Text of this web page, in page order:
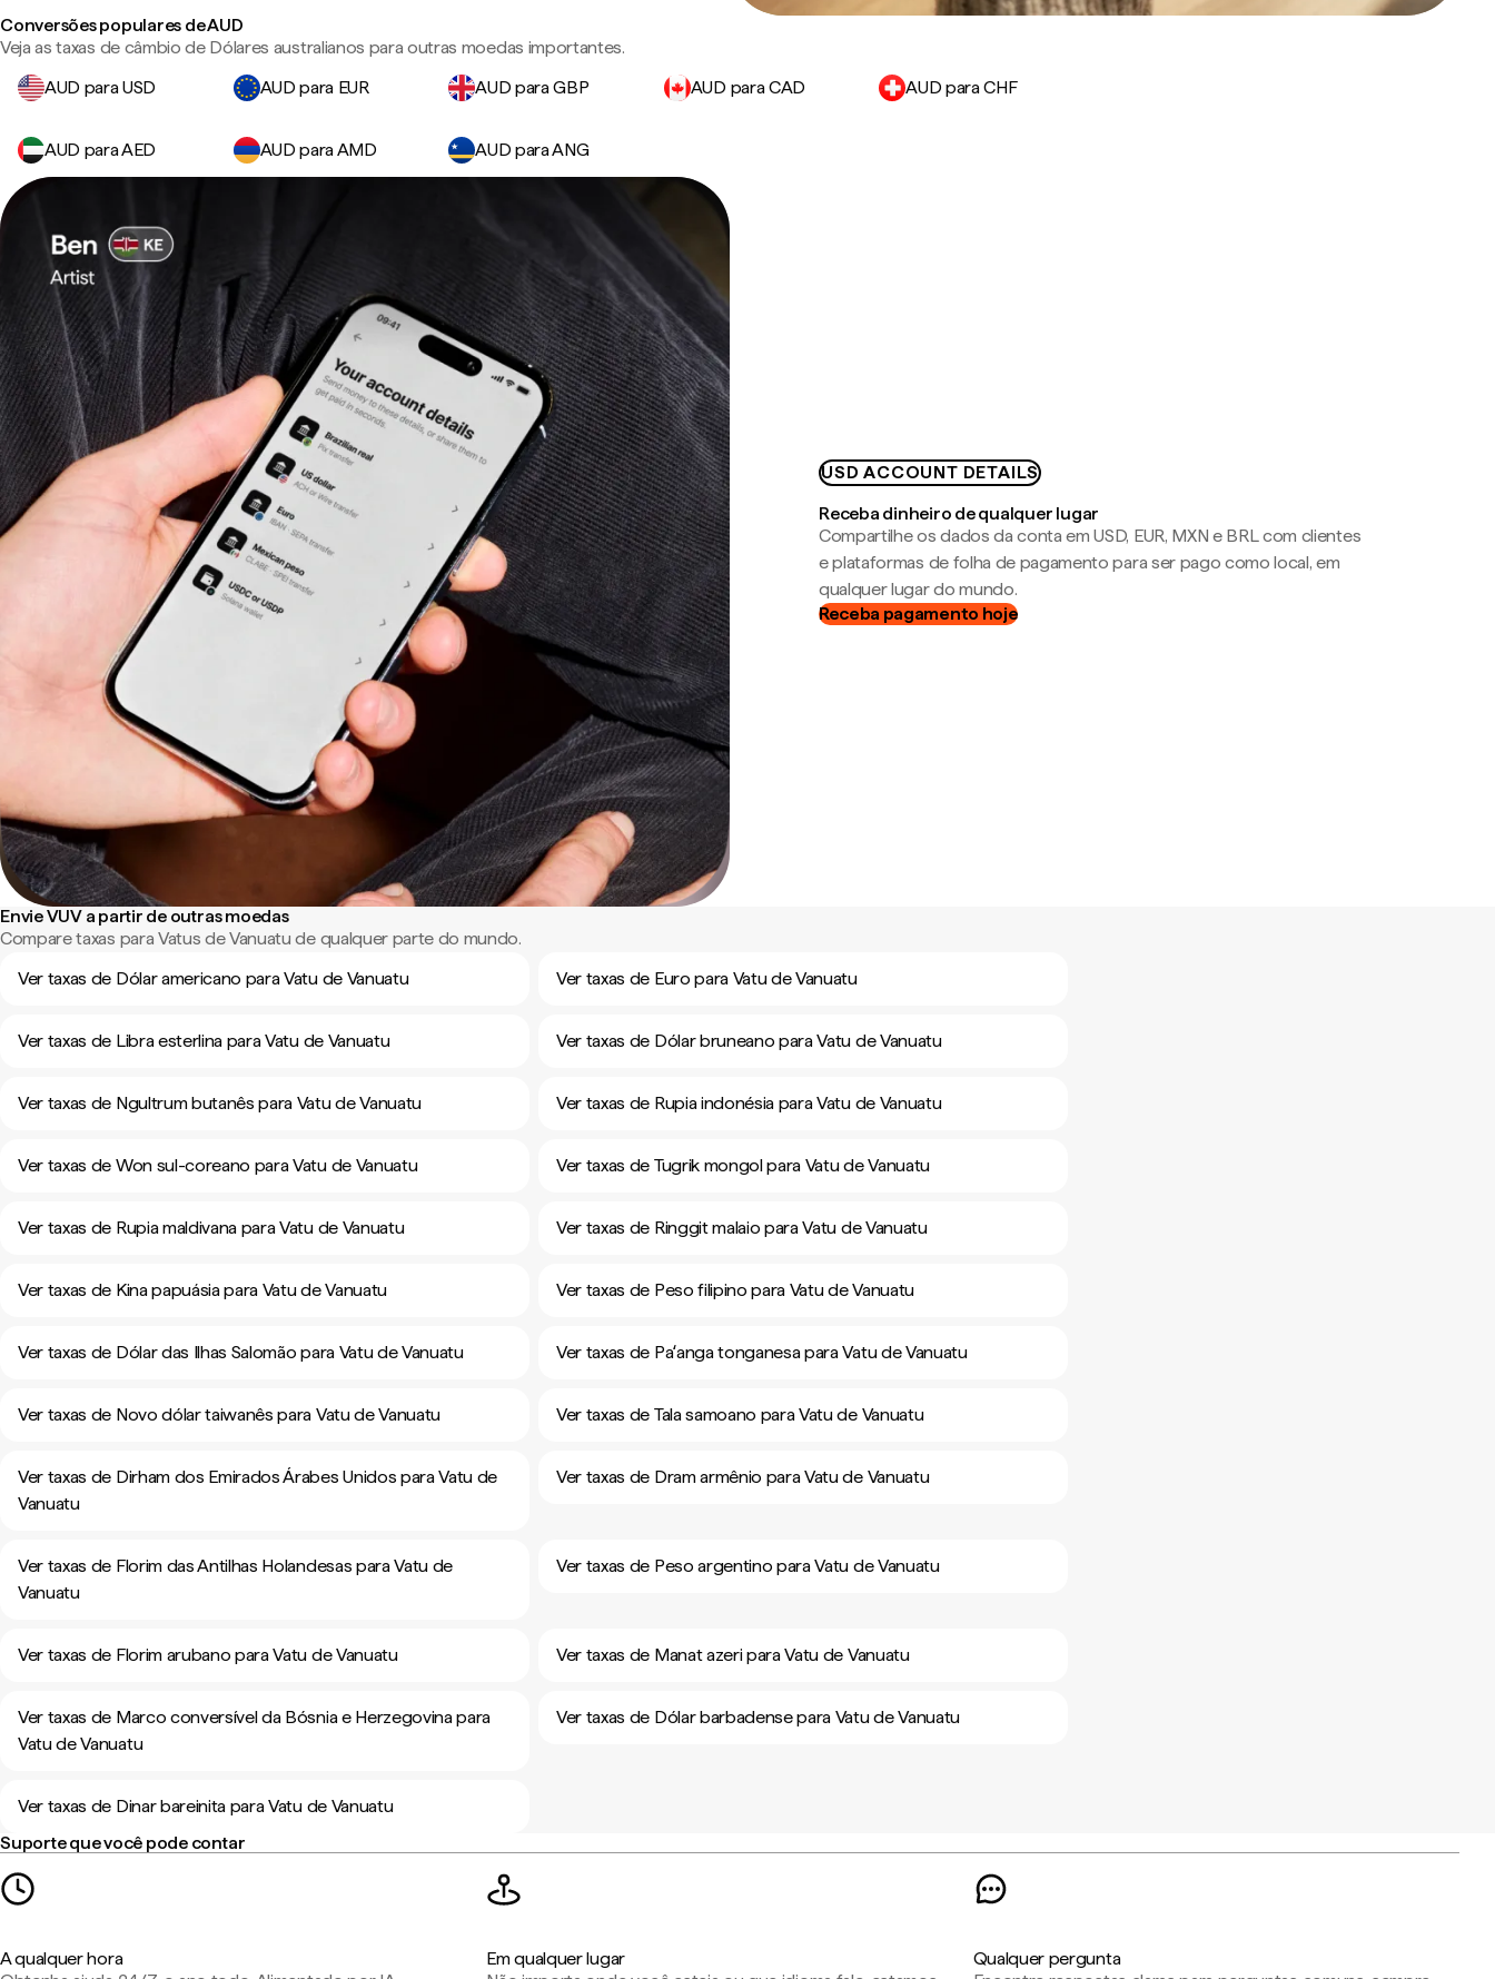
Conversões populares de AUD
Veja as taxas de câmbio de Dólares australianos para outras moedas importantes.
AUD para USD
AUD para EUR AUD para GBP AUD para CAD AUD para CHF
AUD para AED AUD para AMD AUD para ANG
USD ACCOUNT DETAILS
Receba dinheiro de qualquer lugar
Compartilhe os dados da conta em USD, EUR, MXN e BRL com clientes
e plataformas de folha de pagamento para ser pago como local, em
qualquer lugar do mundo.
Receba pagamento hoje
Envie VUV a partir de outras moedas
Compare taxas para Vatus de Vanuatu de qualquer parte do mundo.
Ver taxas de Dólar americano para Vatu de Vanuatu
Ver taxas de Euro para Vatu de Vanuatu
Ver taxas de Libra esterlina para Vatu de Vanuatu Ver taxas de Dólar bruneano para Vatu de Vanuatu
Ver taxas de Ngultrum butanês para Vatu de Vanuatu Ver taxas de Rupia indonésia para Vatu de Vanuatu
Ver taxas de Won sul-coreano para Vatu de Vanuatu Ver taxas de Tugrik mongol para Vatu de Vanuatu
Ver taxas de Rupia maldivana para Vatu de Vanuatu Ver taxas de Ringgit malaio para Vatu de Vanuatu
Ver taxas de Kina papuásia para Vatu de Vanuatu Ver taxas de Peso filipino para Vatu de Vanuatu
Ver taxas de Dólar das Ilhas Salomão para Vatu de Vanuatu Ver taxas de Paʻanga tonganesa para Vatu de Vanuatu
Ver taxas de Novo dólar taiwanês para Vatu de Vanuatu Ver taxas de Tala samoano para Vatu de Vanuatu
Ver taxas de Dirham dos Emirados Árabes Unidos para Vatu de
Vanuatu
Ver taxas de Dram armênio para Vatu de Vanuatu
Ver taxas de Florim das Antilhas Holandesas para Vatu de
Vanuatu
Ver taxas de Peso argentino para Vatu de Vanuatu
Ver taxas de Florim arubano para Vatu de Vanuatu Ver taxas de Manat azeri para Vatu de Vanuatu
Ver taxas de Marco conversível da Bósnia e Herzegovina para
Vatu de Vanuatu
Ver taxas de Dólar barbadense para Vatu de Vanuatu
Ver taxas de Dinar bareinita para Vatu de Vanuatu
Suporte que você pode contar
A qualquer hora
Em qualquer lugar
Qualquer pergunta